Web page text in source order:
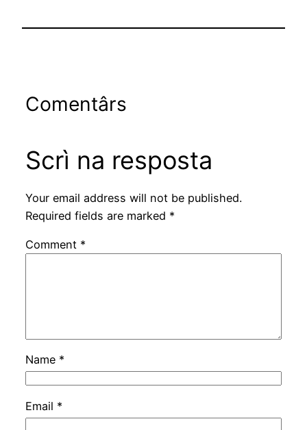
Comentârs
Scrì na resposta
Your email address will not be published.
Required fields are marked *
Comment *
Name *
Email *